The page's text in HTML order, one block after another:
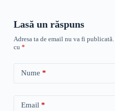
Lasă un răspuns
Adresa ta de email nu va fi publicată.
cu *
Nume *
Email*